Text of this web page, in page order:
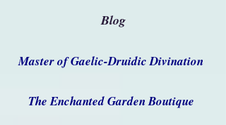
Blog
Master of Gaelic-Druidic Divination
The Enchanted Garden Boutique